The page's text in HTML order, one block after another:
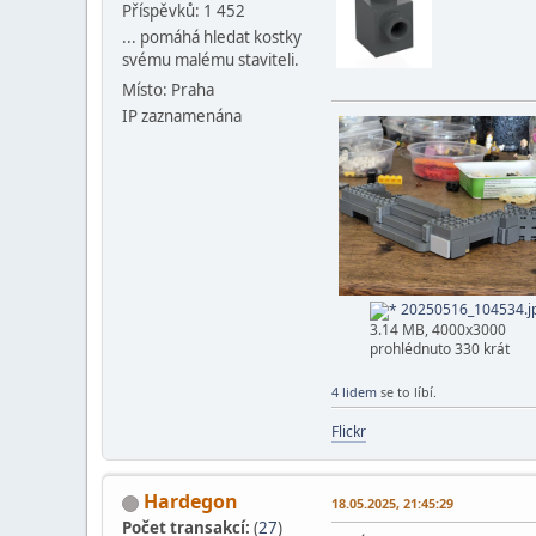
Příspěvků: 1 452
... pomáhá hledat kostky
svému malému staviteli.
Místo: Praha
IP zaznamenána
3.14 MB, 4000x3000
prohlédnuto 330 krát
4 lidem se to líbí.
Flickr
Hardegon
Počet transakcí: (27)
18.05.2025, 21:45:29